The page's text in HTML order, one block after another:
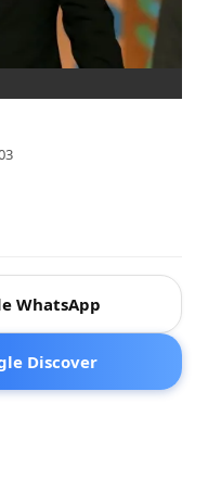
WhatsApp
Discover